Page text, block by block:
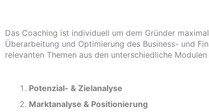
Das Coaching ist individuell um dem Gründer
Überarbeitung und Optimierung des Business- und
relevanten Themen aus den unterschiedliche
Potenzial- & Zielanalyse
Marktanalyse & Positionierung